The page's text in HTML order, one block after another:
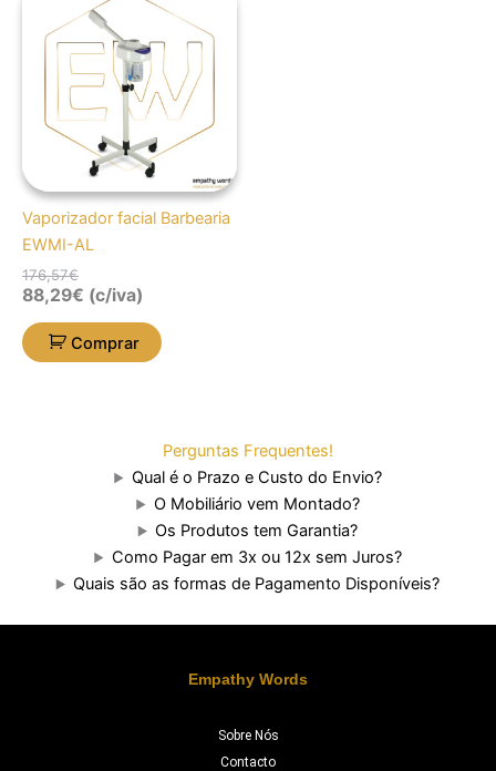
Vaporizador facial Barbearia
EWMI-AL
176,57€
preço
original
era:
176,57€.
preço
atual
é:
88,29€.
88,29€ (c/iva)
Comprar
Perguntas Frequentes!
Qual é o Prazo e Custo do Envio?
O Mobiliário vem Montado?
Os Produtos tem Garantia?
Como Pagar em 3x ou 12x sem Juros?
Quais são as formas de Pagamento Disponíveis?
Empathy Words
Sobre Nós
Contacto